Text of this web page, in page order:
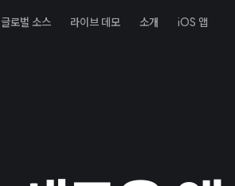
글로벌 소스 라이브 데모 소개 iOS 앱